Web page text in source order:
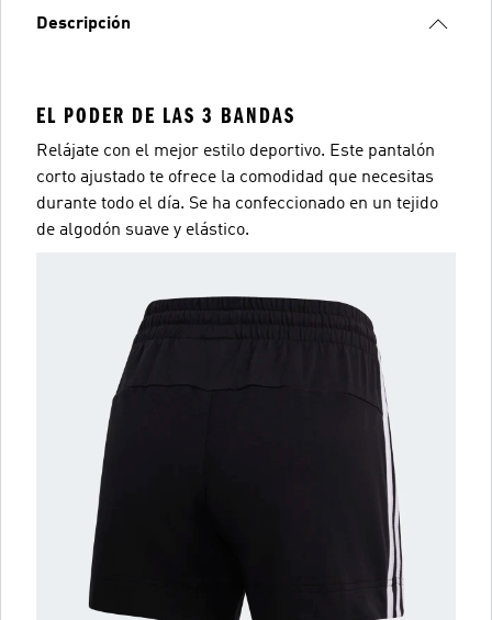
Descripción
EL PODER DE LAS 3 BANDAS
Relájate con el mejor estilo deportivo. Este pantalón
corto ajustado te ofrece la comodidad que necesitas
durante todo el día. Se ha confeccionado en un tejido
de algodón suave y elástico.